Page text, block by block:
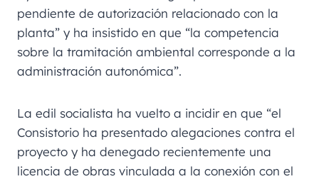
pendiente de autorización relacionado con la
planta” y ha insistido en que “la competencia
sobre la tramitación ambiental corresponde a la
administración autonómica”.
La edil socialista ha vuelto a incidir en que “el
Consistorio ha presentado alegaciones contra el
proyecto y ha denegado recientemente una
licencia de obras vinculada a la conexión con el